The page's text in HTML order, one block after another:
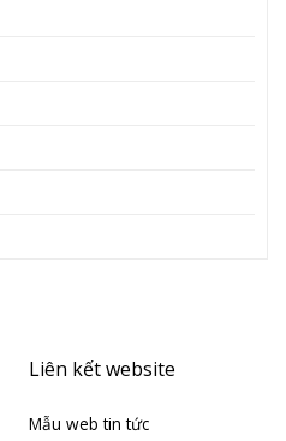
Liên kết website
Mẫu web tin tức